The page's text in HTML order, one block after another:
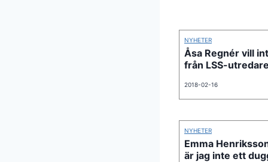
NYHETER
Åsa Regnér vill
från LSS-
2018-02-16
NYHETER
Emma
är jag inte ett